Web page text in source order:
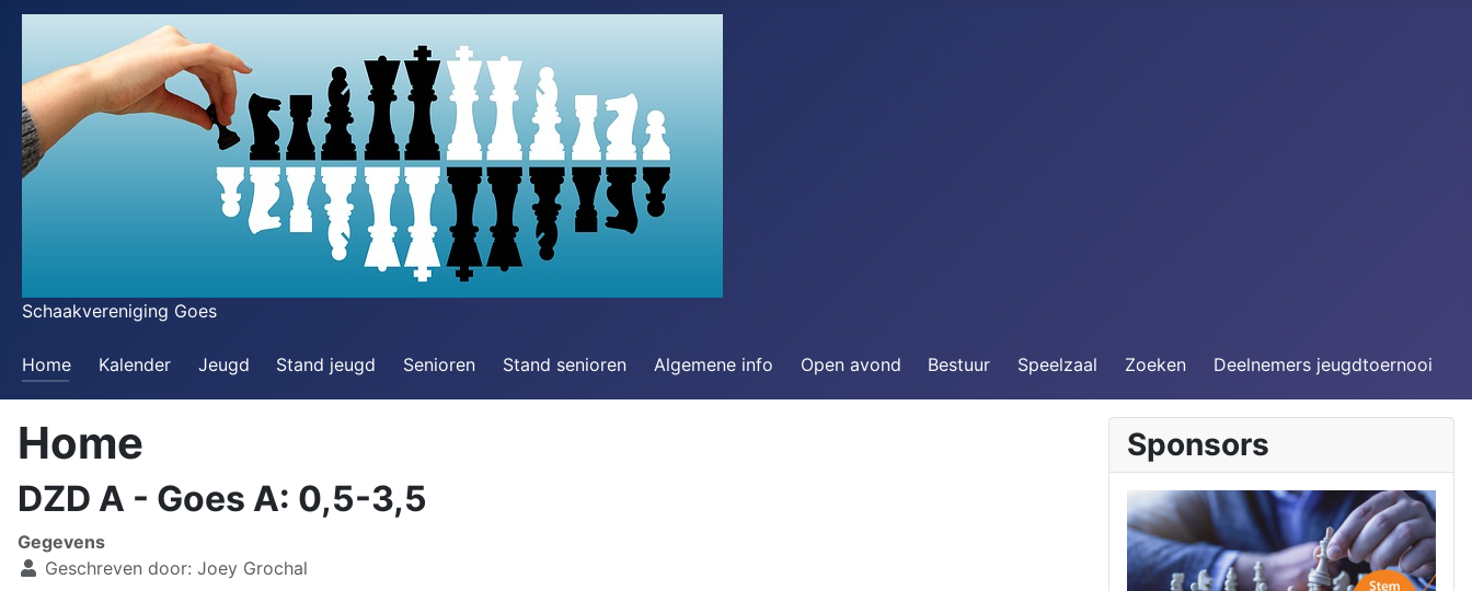
Schaakvereniging Goes
Home Kalender Jeugd Stand jeugd Senioren Stand senioren Algemene info Open avond Bestuur Speelzaal Zoeken Deelnemers jeugdtoernooi
Home
DZD A - Goes A: 0,5-3,5
Gegevens
Geschreven door: Joey Grochal
Sponsors